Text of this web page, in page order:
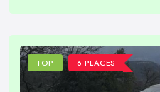
TOP 6 PLACES